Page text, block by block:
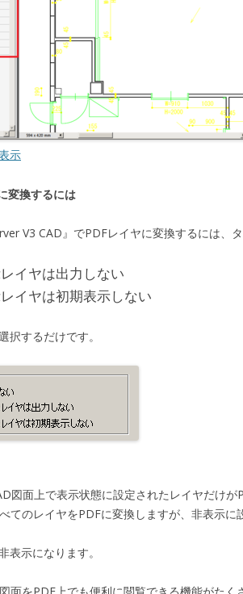
示
変換するには
V3 CAD』でPDFレイヤに変換するには、
イヤは出力しない
イヤは初期表示しない
択するだけです。
図面上で表示状態に設定されたレイヤだけが
てのレイヤをPDFに変換しますが、非表示
表示になります。